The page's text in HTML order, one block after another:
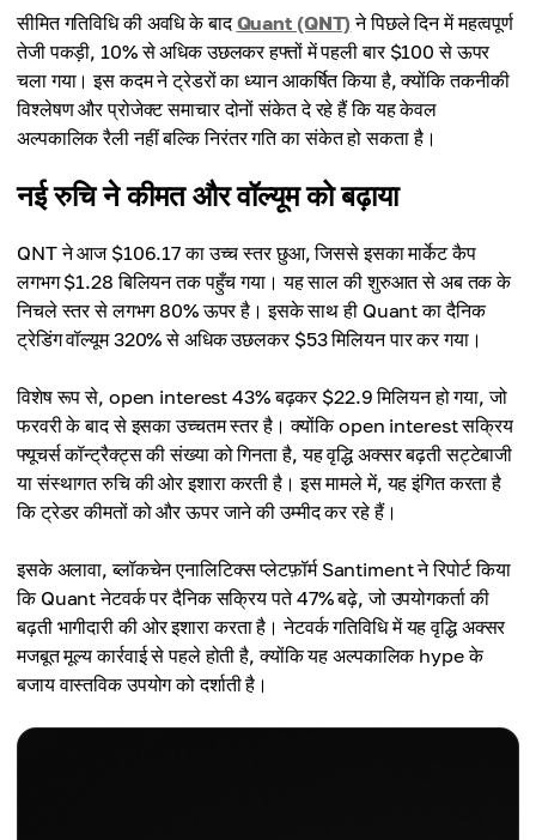
सीमित गतिविधि की अवधि के बादQuant (QNT) ने पिछले दिन में महत्वपूर्ण
तेजी पकड़ी, 10% से अधिक उछलकर हफ्तों में पहली बार $100 से ऊपर
चला गया। इस कदम ने ट्रेडरों का ध्यान आकर्षित किया है, क्योंकि तकनीकी
विश्लेषण और प्रोजेक्ट समाचार दोनों संकेत दे रहे हैं कि यह केवल
अल्पकालिक रैली नहीं बल्कि निरंतर गति का संकेत हो सकता है।
नई रुचि ने कीमत और वॉल्यूम को बढ़ाया
QNT ने आज $106.17 का उच्च स्तर छुआ, जिससे इसका मार्केट कैप
लगभग $1.28 बिलियन तक पहुँच गया। यह साल की शुरुआत से अब तक के
निचले स्तर से लगभग 80% ऊपर है। इसके साथ ही Quant का दैनिक
ट्रेडिंग वॉल्यूम 320% से अधिक उछलकर $53 मिलियन पार कर गया।
विशेष रूप से, open interest 43% बढ़कर $22.9 मिलियन हो गया, जो
फरवरी के बाद से इसका उच्चतम स्तर है। क्योंकि open interest सक्रिय
फ्यूचर्स कॉन्ट्रैक्ट्स की संख्या को गिनता है, यह वृद्धि अक्सर बढ़ती सट्टेबाजी
या संस्थागत रुचि की ओर इशारा करती है। इस मामले में, यह इंगित करता है
कि ट्रेडर कीमतों को और ऊपर जाने की उम्मीद कर रहे हैं।
इसके अलावा, ब्लॉकचेन एनालिटिक्स प्लेटफ़ॉर्म Santiment ने रिपोर्ट किया
कि Quant नेटवर्क पर दैनिक सक्रिय पते 47% बढ़े, जो उपयोगकर्ता की
बढ़ती भागीदारी की ओर इशारा करता है। नेटवर्क गतिविधि में यह वृद्धि अक्सर
मजबूत मूल्य कार्रवाई से पहले होती है, क्योंकि यह अल्पकालिक hype के
बजाय वास्तविक उपयोग को दर्शाती है।